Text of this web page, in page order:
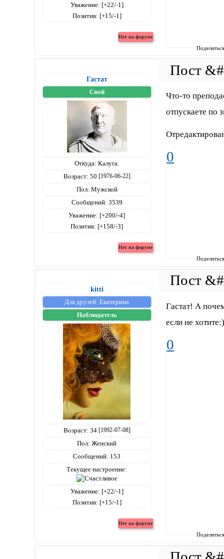
Уважение: [+22/-1]
Позитив: [+15/-1]
Гастат
Свой
Откуда: Калуга.
Возраст: 50 [1976-06-22]
Пол: Мужской
Сообщений: 3539
Уважение: [+200/-4]
Позитив: [+158/-3]
Что-то
отпускаете по
0
kitti
Для друзей: Екатерина
Наблюдатель
Возраст: 34 [1992-07-08]
Пол: Женский
Сообщений: 153
Текущее настроение:
Уважение: [+22/-1]
Позитив: [+15/-1]
Гастат! А
если не
0